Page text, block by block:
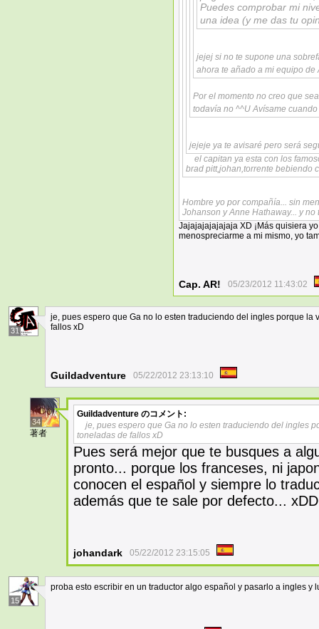
Puedes comprobar mi
una idea (y me das tu
jejej si no te supone una
ahora te añado a mi equipo
Por el momento no creo que
todavía no ^^U Avísame
jejeje ya te avisaré pero será
el capitan ya esta con los
brad pitt,johan,torrente bebiendo
Hombre yo por compañía... sin
Johanson y Anne Hathaway... y
Jajajajajajajaja XD ¡Más quisiera
menospreciarme a mi mismo, yo
Cap. AR! 05/23/2012 11:43:02
31
je, pues espero que Ga no lo esten traduciendo del ingles porque
fallos xD
Guildadventure 05/22/2012 23:13:10
34
著者
Guildadventure のコメント:
je, pues espero que Ga no lo esten traduciendo del ingles
toneladas de fallos xD
Pues será mejor que te busques a
pronto... porque los franceses, ni
conocen el español y siempre lo
además que te sale por defecto... xDD
johandark 05/22/2012 23:15:05
15
proba esto escribir en un traductor algo español y pasarlo a ingles